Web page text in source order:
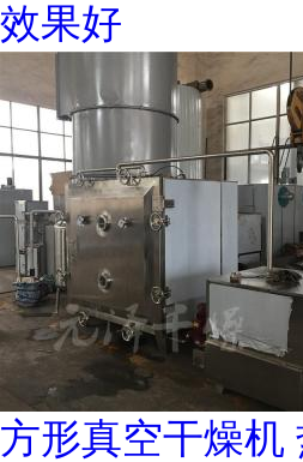
效果好
方形真空干燥机